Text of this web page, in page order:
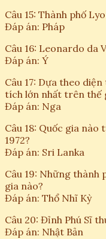
Câu 15: Thành phố
Đáp án: Pháp
Câu 16: Leonardo da
Đáp án: Ý
Câu 17: Dựa theo
tích lớn nhất trên thế
Đáp án: Nga
Câu 18: Quốc gia
1972?
Đáp án: Sri Lanka
Câu 19: Những thành
gia nào?
Đáp án: Thổ Nhĩ Kỳ
Câu 20: Đỉnh Phú Sĩ
Đáp án: Nhật Bản